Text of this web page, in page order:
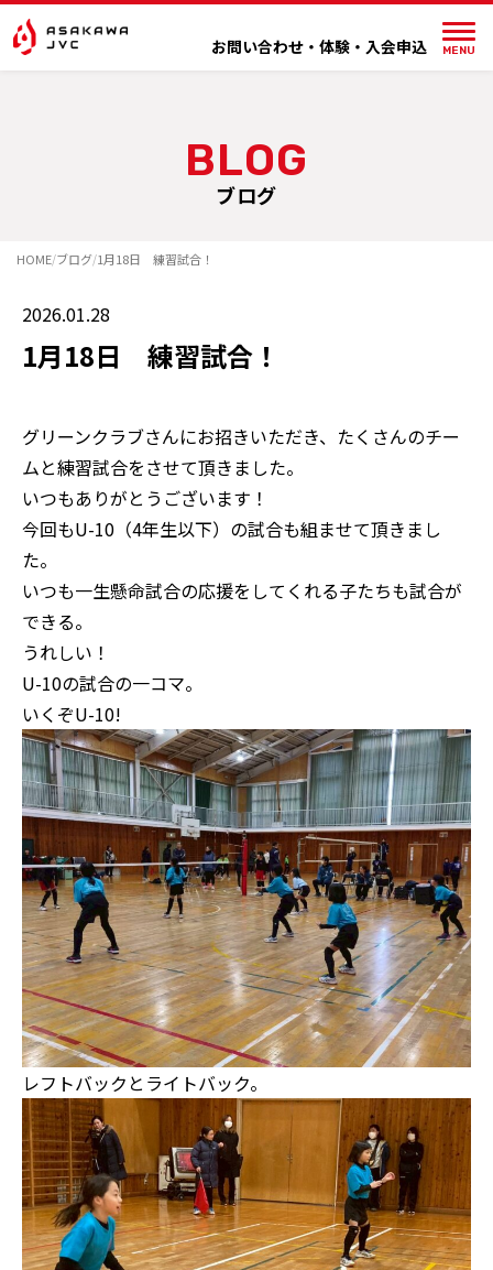
容
を
お問い合わせ・体験・入会申込 MENU
ブログ
HOME/ブログ/1月18日 練習試合！
2026.01.28
1月18日 練習試合！
グリーンクラブさんにお招きいただき、たくさんのチー
ムと練習試合をさせて頂きました。
いつもありがとうございます！
今回もU-10（4年生以下）の試合も組ませて頂きまし
た。
いつも一生懸命試合の応援をしてくれる子たちも試合が
できる。
うれしい！
U-10の試合の一コマ。
いくぞU-10!
レフトバックとライトバック。